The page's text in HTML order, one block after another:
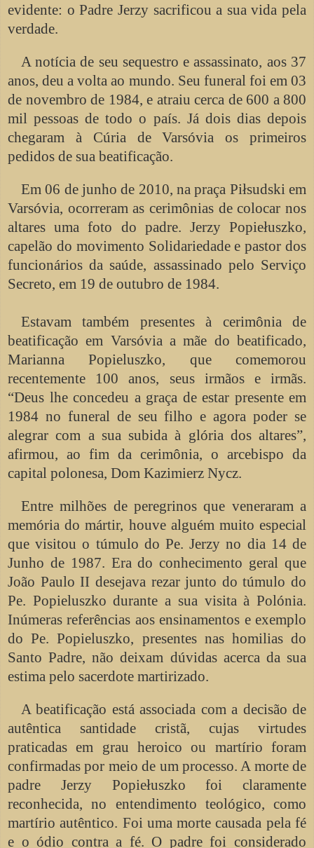
evidente: o Padre Jerzy sacrificou a sua vida pela
verdade.
A notícia de seu sequestro e assassinato, aos 37
anos, deu a volta ao mundo. Seu funeral foi em 03
de novembro de 1984, e atraiu cerca de 600 a 800
mil pessoas de todo o país. Já dois dias depois
chegaram à Cúria de Varsóvia os primeiros
pedidos de sua beatificação.
Em 06 de junho de 2010, na praça Piłsudski em
Varsóvia, ocorreram as cerimônias de colocar nos
altares uma foto do padre. Jerzy Popiełuszko,
capelão do movimento Solidariedade e pastor dos
funcionários da saúde, assassinado pelo Serviço
Secreto, em 19 de outubro de 1984.
Estavam também presentes à cerimônia de
beatificação em Varsóvia a mãe do beatificado,
Marianna Popieluszko, que comemorou
recentemente 100 anos, seus irmãos e irmãs.
“Deus lhe concedeu a graça de estar presente em
1984 no funeral de seu filho e agora poder se
alegrar com a sua subida à glória dos altares”,
afirmou, ao fim da cerimônia, o arcebispo da
capital polonesa, Dom Kazimierz Nycz.
Entre milhões de peregrinos que veneraram a
memória do mártir, houve alguém muito especial
que visitou o túmulo do Pe. Jerzy no dia 14 de
Junho de 1987. Era do conhecimento geral que
João Paulo II desejava rezar junto do túmulo do
Pe. Popieluszko durante a sua visita à Polónia.
Inúmeras referências aos ensinamentos e exemplo
do Pe. Popieluszko, presentes nas homilias do
Santo Padre, não deixam dúvidas acerca da sua
estima pelo sacerdote martirizado.
A beatificação está associada com a decisão de
autêntica santidade cristã, cujas virtudes
praticadas em grau heroico ou martírio foram
confirmadas por meio de um processo. A morte de
padre Jerzy Popiełuszko foi claramente
reconhecida, no entendimento teológico, como
martírio autêntico. Foi uma morte causada pela fé
e o ódio contra a fé. O padre foi considerado